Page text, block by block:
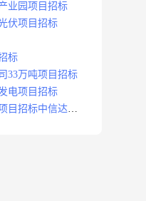
业园项目招标
伏项目招标
标
33万吨项目招标
电项目招标
目招标中信达咨